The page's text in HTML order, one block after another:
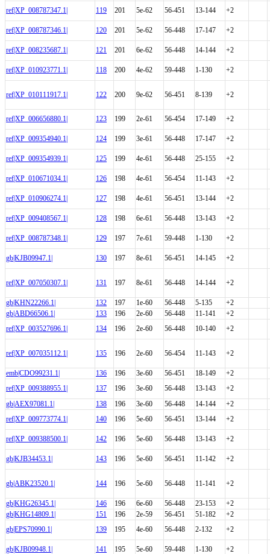
ref|XP_008787347.1| 119 201 5e-62 56-451 13-144 +2
ref|XP_008787346.1| 120 201 5e-62 56-448 17-147 +2
ref|XP_008235687.1| 121 201 6e-62 56-448 14-144 +2
ref|XP_010923771.1| 118 200 4e-62 59-448 1-130 +2
ref|XP_010111917.1| 122 200 9e-62 56-451 8-139 +2
ref|XP_006656880.1| 123 199 2e-61 56-454 17-149 +2
ref|XP_009354940.1| 124 199 3e-61 56-448 17-147 +2
ref|XP_009354939.1| 125 199 4e-61 56-448 25-155 +2
ref|XP_010671034.1| 126 198 4e-61 56-454 11-143 +2
ref|XP_010906274.1| 127 198 4e-61 56-451 13-144 +2
ref|XP_009408567.1| 128 198 6e-61 56-448 13-143 +2
ref|XP_008787348.1| 129 197 7e-61 59-448 1-130 +2
gb|KJB09947.1| 130 197 8e-61 56-451 14-145 +2
ref|XP_007050307.1| 131 197 8e-61 56-448 14-144 +2
gb|KHN22266.1| 132 197 1e-60 56-448 5-135
+2
gb|ABD66506.1|
133 196 2e-60 56-448 11-141
+2
ref|XP_003527696.1|
134 196 2e-60 56-448 10-140 +2
ref|XP_007035112.1| 135 196 2e-60 56-454 11-143 +2
emb|CDO99231.1| 136 196 3e-60 56-451 18-149
+2
ref|XP_009388955.1|
137 196 3e-60 56-448 13-143
+2
gb|AEX97081.1|
138 196 3e-60 56-448 14-144
+2
ref|XP_009773774.1|
140 196 5e-60 56-451 13-144 +2
ref|XP_009388500.1| 142 196 5e-60 56-448 13-143 +2
gb|KJB34453.1| 143 196 5e-60 56-451 11-142 +2
gb|ABK23520.1| 144 196 5e-60 56-448 11-141 +2
gb|KHG26345.1| 146 196 6e-60 56-448 23-153
+2
gb|KHG14809.1|
151 196 2e-59 56-451 51-182
+2
gb|EPS70990.1|
139 195 4e-60 56-448 2-132 +2
gb|KJB09948.1| 141 195 5e-60 59-448 1-130 +2